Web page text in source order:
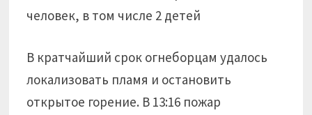
В кратчайший срок огнеборцам удалось
локализовать пламя и остановить
открытое горение. В 13:16 пожар